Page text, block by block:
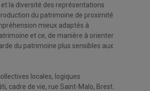
la diversité des représentations
du patrimoine de proximité
mieux adaptés à
et ce, de manière à orienter
du patrimoine plus sensibles aux
locales, logiques
cadre de vie, rue Saint-Malo, Brest.